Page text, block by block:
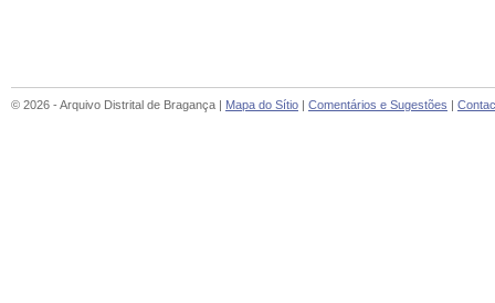
© 2026 - Arquivo Distrital de Bragança | Mapa do Sítio Comentários e Sugestões